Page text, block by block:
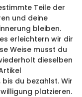
Teile der
und deine
bleiben.
erleichtern wir dir
Weise musst du
dieselben
du bezahlst. Wir
platzieren.